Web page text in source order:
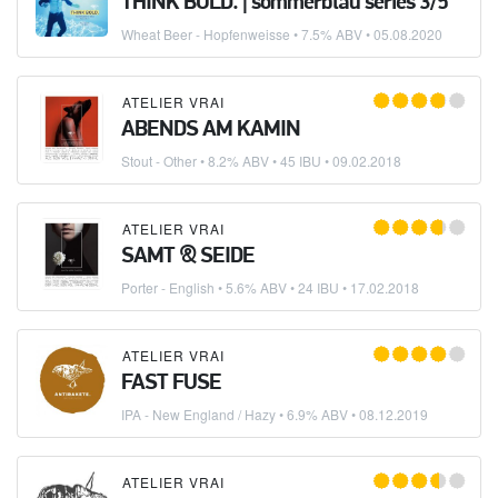
Wheat Beer - Hopfenweisse • 7.5% ABV •05.08.2020
ATELIER VRAI
ABENDS AM KAMIN
Stout - Other• 8.2% ABV • 45 IBU •09.02.2018
ATELIER VRAI
SAMT & SEIDE
Porter - English • 5.6% ABV • 24 IBU • 17.02.2018
ATELIER VRAI
FAST FUSE
IPA - New England / Hazy• 6.9% ABV •08.12.2019
ATELIER VRAI